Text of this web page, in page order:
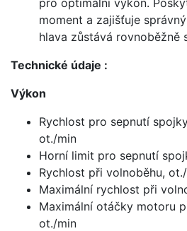
moment a zajišťuje
hlava zůstává rovnoběžně
Technické údaje :
Výkon
Rychlost pro sepnutí
ot./min
Horní limit pro sepnutí
Rychlost při volnoběhu,
Maximální rychlost při
Maximální otáčky motoru
ot./min